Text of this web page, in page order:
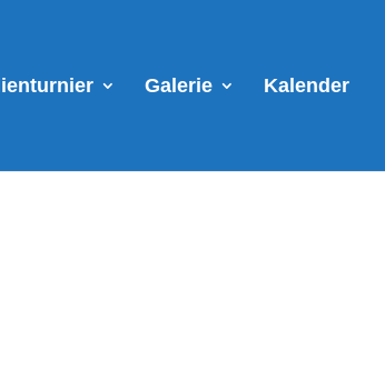
Galerie Kalender